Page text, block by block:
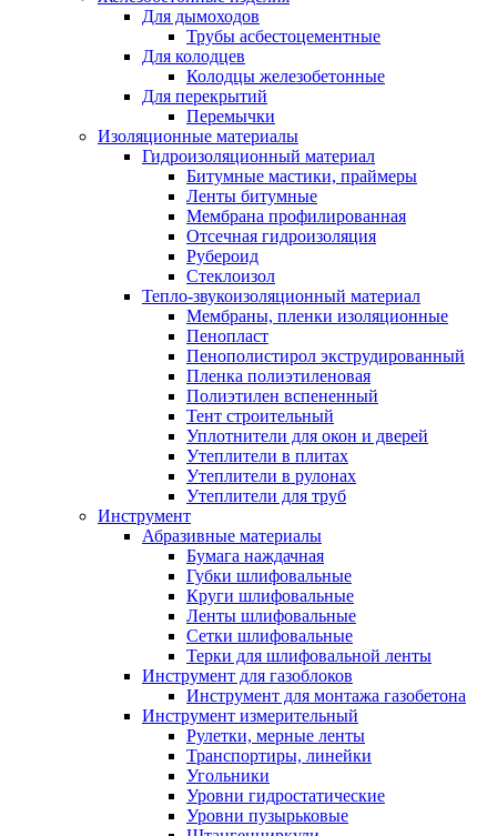
Для дымоходов
Трубы асбестоцементные
Для колодцев
Колодцы железобетонные
Для перекрытий
Перемычки
Изоляционные материалы
Гидроизоляционный материал
Битумные мастики, праймеры
Ленты битумные
Мембрана профилированная
Отсечная гидроизоляция
Рубероид
Стеклоизол
Тепло-звукоизоляционный материал
Мембраны, пленки изоляционные
Пенопласт
Пенополистирол экструдированный
Пленка полиэтиленовая
Полиэтилен вспененный
Тент строительный
Уплотнители для окон и дверей
Утеплители в плитах
Утеплители в рулонах
Утеплители для труб
Инструмент
Абразивные материалы
Бумага наждачная
Губки шлифовальные
Круги шлифовальные
Ленты шлифовальные
Сетки шлифовальные
Терки для шлифовальной ленты
Инструмент для газоблоков
Инструмент для монтажа газобетона
Инструмент измерительный
Рулетки, мерные ленты
Транспортиры, линейки
Угольники
Уровни гидростатические
Уровни пузырьковые